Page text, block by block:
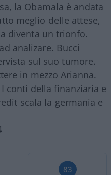
la Obamala è andata
meglio delle attese,
diventa un trionfo.
analizare. Bucci
sul suo tumore.
in mezzo Arianna.
conti della finanziaria e
scala la germania e
83